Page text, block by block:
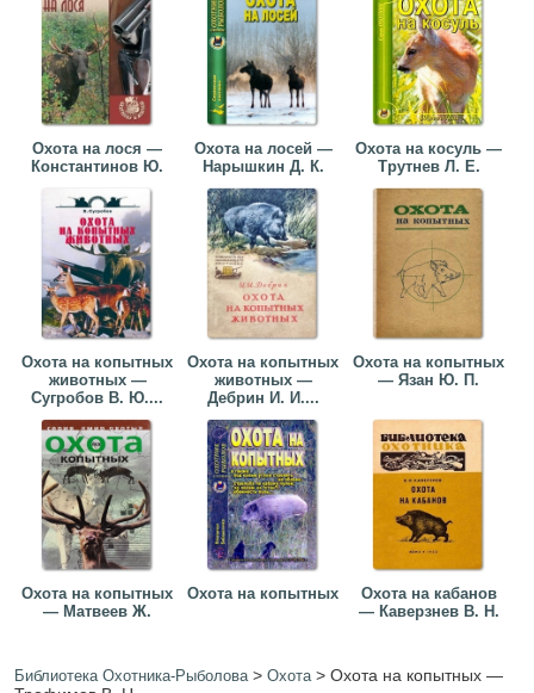
Охота на лося —
Константинов Ю.
Охота на лосей —
Нарышкин Д. К.
Охота на косуль —
Трутнев Л. Е.
Охота на копытных
животных —
Сугробов В. Ю....
Охота на копытных
животных —
Дебрин И. И....
Охота на копытных
— Язан Ю. П.
Охота на копытных
— Матвеев Ж.
Охота на копытных
Охота на кабанов
— Каверзнев В. Н.
Библиотека Охотника-Рыболова>Охота>Охота на копытных —